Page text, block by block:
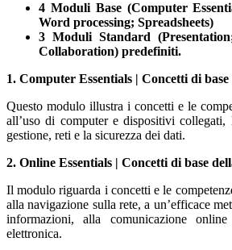
4 Moduli Base (Computer
Word processing; Spreadsheets)
3 Moduli Standard
Collaboration) predefiniti.
1. Computer Essentials | Concetti di
Questo modulo illustra i concetti e le
all’uso di computer e dispositivi
gestione, reti e la sicurezza dei dati.
2. Online Essentials | Concetti di base
Il modulo riguarda i concetti e le
alla navigazione sulla rete, a un’efficace
informazioni, alla comunicazione
elettronica.